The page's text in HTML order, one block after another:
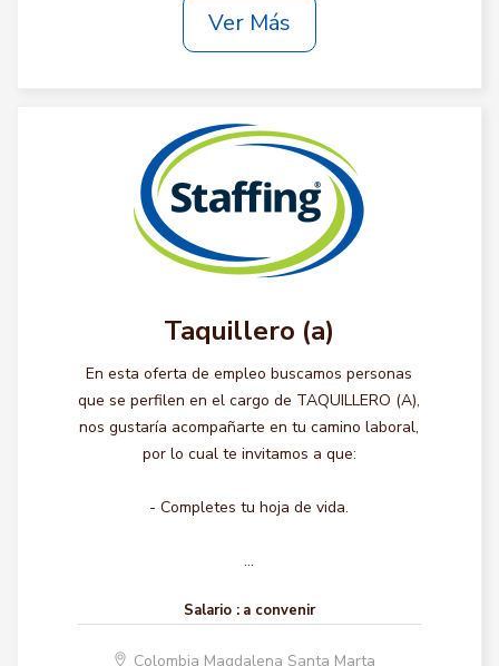
Ver Más
Taquillero (a)
En esta oferta de empleo buscamos personas
que se perfilen en el cargo de TAQUILLERO (A),
nos gustaría acompañarte en tu camino laboral,
por lo cual te invitamos a que:
- Completes tu hoja de vida.
...
Salario : a convenir
Colombia Magdalena Santa Marta